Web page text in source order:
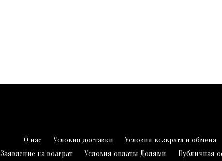
О нас Условия доставки
Условия возврата и обмена
Заявление на возврат
Условия оплаты Долями Публичная